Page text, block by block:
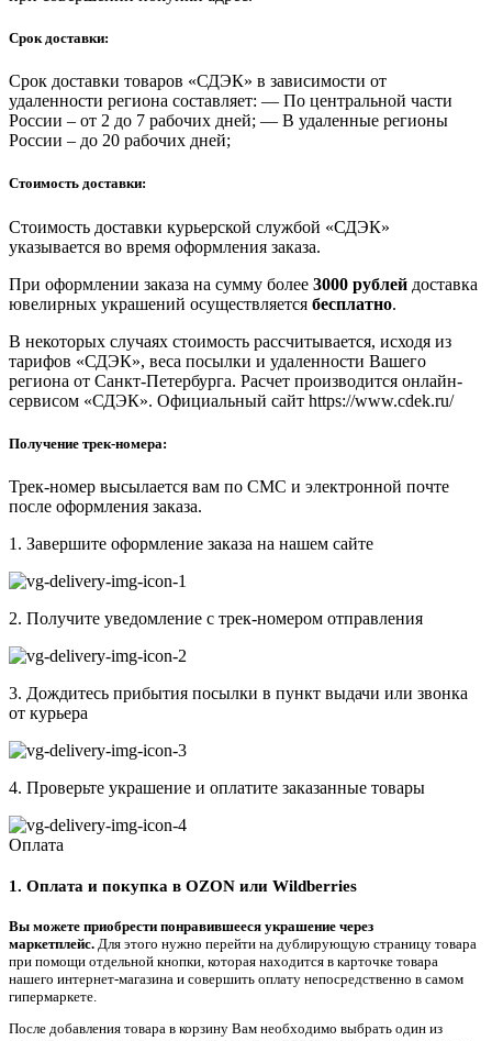
Срок доставки:
Срок доставки товаров «СДЭК» в зависимости от
удаленности региона составляет: — По центральной части
России – от 2 до 7 рабочих дней; — В удаленные регионы
России – до 20 рабочих дней;
Стоимость доставки:
Стоимость доставки курьерской службой «СДЭК»
указывается во время оформления заказа.
При оформлении заказа на сумму более 3000 рублей доставка
ювелирных украшений осуществляется бесплатно.
В некоторых случаях стоимость рассчитывается, исходя из
тарифов «СДЭК», веса посылки и удаленности Вашего
региона от Санкт-Петербурга. Расчет производится онлайн-
сервисом «СДЭК». Официальный сайт https://www.cdek.ru/
Получение трек-номера:
Трек-номер высылается вам по СМС и электронной почте
после оформления заказа.
1. Завершите оформление заказа на нашем сайте
2. Получите уведомление с трек-номером отправления
3. Дождитесь прибытия посылки в пункт выдачи или звонка
от курьера
4. Проверьте украшение и оплатите заказанные товары
Оплата
1. Оплата и покупка в OZON или Wildberries
Вы можете приобрести понравившееся украшение через
маркетплейс. Для этого нужно перейти на дублирующую страницу товара
при помощи отдельной кнопки, которая находится в карточке товара
нашего интернет-магазина и совершить оплату непосредственно в самом
гипермаркете.
После добавления товара в корзину Вам необходимо выбрать один из